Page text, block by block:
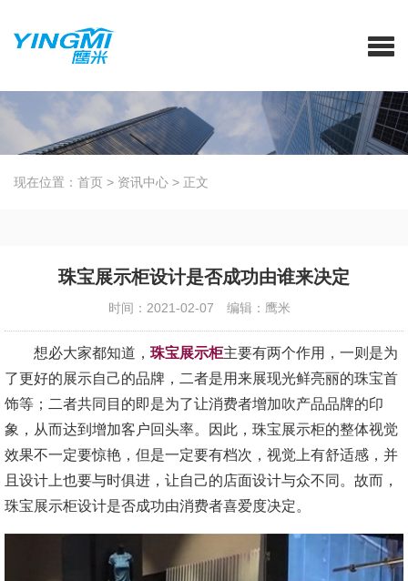
现在位置： 首页 > 资讯中心 > 正文
珠宝展示柜设计是否成功由谁来决定
时间：2021-02-07 编辑：鹰米
想必大家都知道， 珠宝展示柜主要有两个作用，一则是为
了更好的展示自己的品牌，二者是用来展现光鲜亮丽的珠宝首
饰等；二者共同目的即是为了让消费者增加吹产品品牌的印
象，从而达到增加客户回头率。因此，珠宝展示柜的整体视觉
效果不一定要惊艳，但是一定要有档次，视觉上有舒适感，并
且设计上也要与时俱进，让自己的店面设计与众不同。故而，
珠宝展示柜设计是否成功由消费者喜爱度决定。